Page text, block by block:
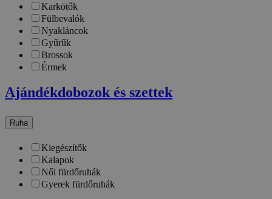
Karkötők
Fülbevalók
Nyakláncok
Gyűrűk
Brossok
Érmek
Ajándékdobozok és szettek
Ruha
Kiegészítők
Kalapok
Női fürdőruhák
Gyerek fürdőruhák